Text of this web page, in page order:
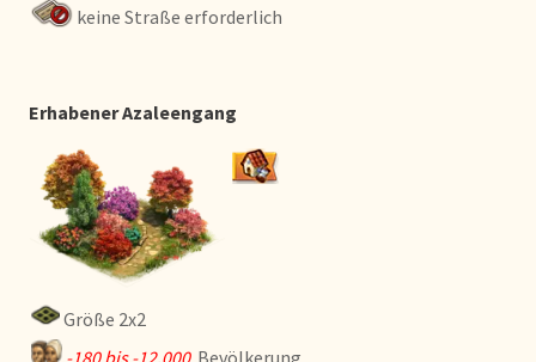
keine Straße erforderlich
Erhabener Azaleengang
Größe 2x2